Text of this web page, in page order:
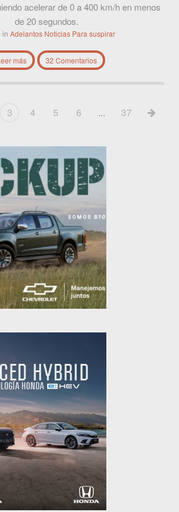
acelerar de 0 a 400 km/h en menos
de 20 segundos.
in Adelantos Noticias Para suspirar
más 32 Comentarios
3 4 5 6 ... 37